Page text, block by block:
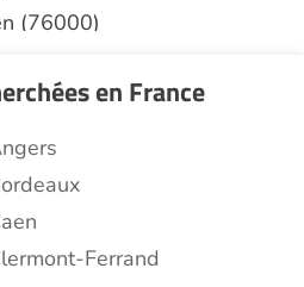
(76000)
(76000)
Rouen (76000)
de vie, ménage,
du linge Rouen (76000)
en France
Ferrand